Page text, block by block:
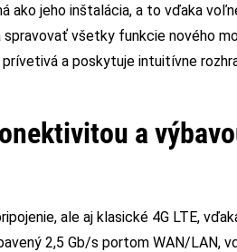
ako jeho inštalácia, a to vďaka
všetky funkcie nového
a poskytuje intuitívne
a
ale aj klasické 4G LTE,
2,5 Gb/s portom WAN/LAN,